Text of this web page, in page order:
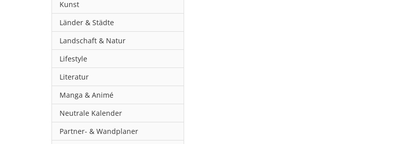
Kunst
Länder & Städte
Landschaft & Natur
Lifestyle
Literatur
Manga & Animé
Neutrale Kalender
Partner- & Wandplaner